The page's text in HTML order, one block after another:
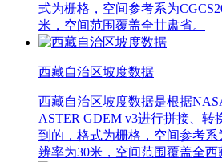
式为栅格，空间参考系为
米，空间范围覆盖全甘肃省。
西藏自治区坡度数据
西藏自治区坡度数据是根据
ASTER GDEM v3进行拼接、转
到的，格式为栅格，空间参考系
辨率为30米，空间范围覆盖全西